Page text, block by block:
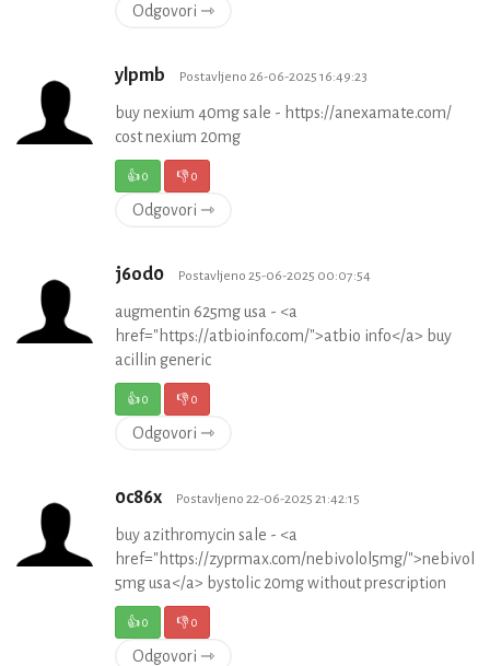
Odgovori ⇾
ylpmb Postavljeno 26-06-2025 16:49:23
buy nexium 40mg sale - https://anexamate.com/
cost nexium 20mg
👍0 👎0
Odgovori ⇾
j6od0 Postavljeno 25-06-2025 00:07:54
augmentin 625mg usa - <a
href="https://atbioinfo.com/">atbio info</a> buy
acillin generic
👍0 👎0
Odgovori ⇾
0c86x Postavljeno 22-06-2025 21:42:15
buy azithromycin sale - <a
href="https://zyprmax.com/nebivolol5mg/">nebivolol
5mg usa</a> bystolic 20mg without prescription
👍0 👎0
Odgovori ⇾